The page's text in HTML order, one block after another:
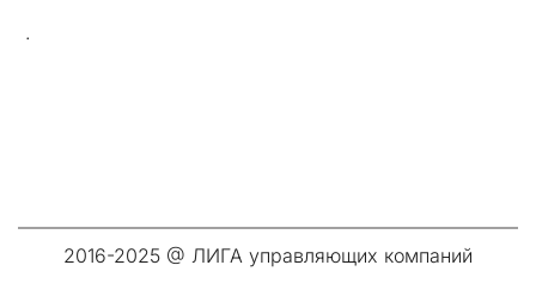
.
2016-2025 @ ЛИГА управляющих компаний